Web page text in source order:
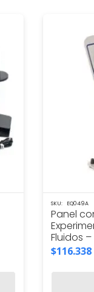
SKU: EQ049A
Panel
Fluidos
$116.338